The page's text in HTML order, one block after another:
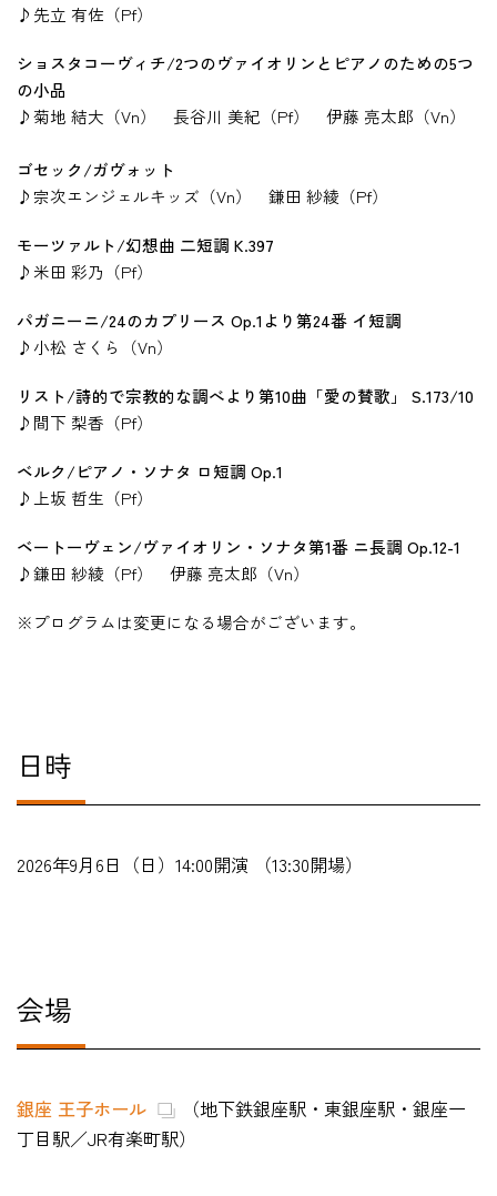
♪先立 有佐（Pf）
ショスタコーヴィチ/2つのヴァイオリンとピアノのための5つ
の小品
♪菊地 結大（Vn） 長谷川 美紀（Pf） 伊藤 亮太郎（Vn）
ゴセック/ガヴォット
♪宗次エンジェルキッズ（Vn） 鎌田 紗綾（Pf）
モーツァルト/幻想曲 二短調 K.397
♪米田 彩乃（Pf）
パガニーニ/24のカプリース Op.1より第24番 イ短調
♪小松 さくら（Vn）
リスト/詩的で宗教的な調べより第10曲「愛の賛歌」 S.173/10
♪間下 梨香（Pf）
ベルク/ピアノ・ソナタ ロ短調 Op.1
♪上坂 哲生（Pf）
ベートーヴェン/ヴァイオリン・ソナタ第1番 ニ長調 Op.12-1
♪鎌田 紗綾（Pf） 伊藤 亮太郎（Vn）
※プログラムは変更になる場合がございます。
日時
2026年9月6日（日）14:00開演 （13:30開場）
会場
銀座 王子ホール （地下鉄銀座駅・東銀座駅・銀座一
丁目駅／JR有楽町駅）